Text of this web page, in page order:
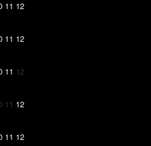
11 12
11 12
11 12
11 12
11 12